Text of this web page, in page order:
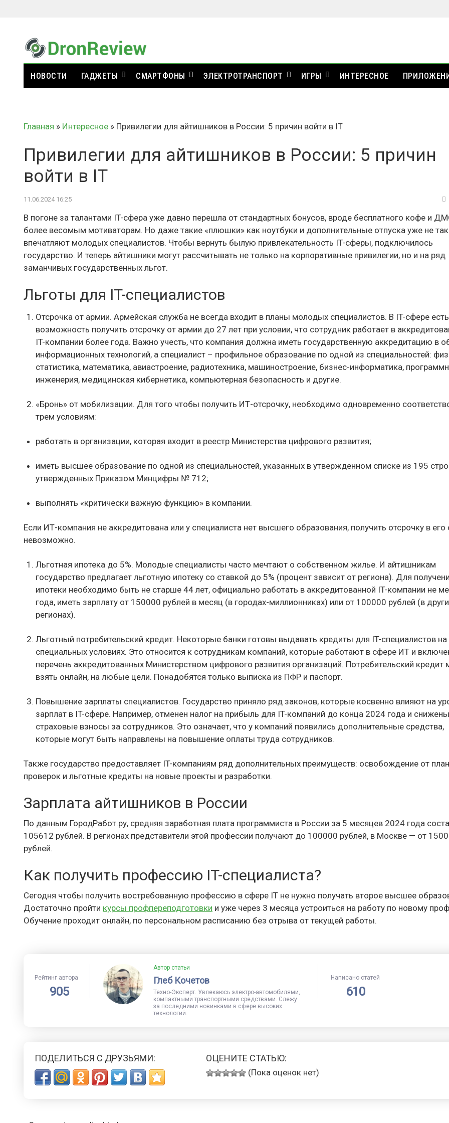
НОВОСТИ ГАДЖЕТЫ СМАРТФОНЫ ЭЛЕКТРОТРАНСПОРТ ИГРЫ ИНТЕРЕСНОЕ
Главная » Интересное » Привилегии для айтишников в России: 5 причин войти в IT
Привилегии для айтишников в России: 5 причин
войти в IT
11.06.2024 16:25
В погоне за талантами IT-сфера уже давно перешла от стандартных бонусов, вроде бесплатного кофе и
более весомым мотиваторам. Но даже такие «плюшки» как ноутбуки и дополнительные отпуска уже не так
впечатляют молодых специалистов. Чтобы вернуть былую привлекательность IT-сферы, подключилось
государство. И теперь айтишники могут рассчитывать не только на корпоративные привилегии, но и на ряд
заманчивых государственных льгот.
Льготы для IT-специалистов
Отсрочка от армии. Армейская служба не всегда входит в планы молодых специалистов. В IT-сфере есть
возможность получить отсрочку от армии до 27 лет при условии, что сотрудник работает в
IT-компании более года. Важно учесть, что компания должна иметь государственную аккредитацию в
информационных технологий, а специалист – профильное образование по одной из специальностей:
статистика, математика, авиастроение, радиотехника, машиностроение, бизнес-информатика,
инженерия, медицинская кибернетика, компьютерная безопасность и другие.
«Бронь» от мобилизации. Для того чтобы получить ИТ-отсрочку, необходимо одновременно
трем условиям:
работать в организации, которая входит в реестр Министерства цифрового развития;
иметь высшее образование по одной из специальностей, указанных в утвержденном списке из 195
утвержденных Приказом Минцифры № 712;
выполнять «критически важную функцию» в компании.
Если ИТ-компания не аккредитована или у специалиста нет высшего образования, получить отсрочку в его
невозможно.
Льготная ипотека до 5%. Молодые специалисты часто мечтают о собственном жилье. И айтишникам
государство предлагает льготную ипотеку со ставкой до 5% (процент зависит от региона). Для
ипотеки необходимо быть не старше 44 лет, официально работать в аккредитованной IT-компании не
года, иметь зарплату от 150000 рублей в месяц (в городах-миллионниках) или от 100000 рублей (в
регионах).
Льготный потребительский кредит. Некоторые банки готовы выдавать кредиты для IT-специалистов на
специальных условиях. Это относится к сотрудникам компаний, которые работают в сфере ИТ и
перечень аккредитованных Министерством цифрового развития организаций. Потребительский кредит
взять онлайн, на любые цели. Понадобятся только выписка из ПФР и паспорт.
Повышение зарплаты специалистов. Государство приняло ряд законов, которые косвенно влияют на
зарплат в IT-сфере. Например, отменен налог на прибыль для IT-компаний до конца 2024 года и снижены
страховые взносы за сотрудников. Это означает, что у компаний появились дополнительные средства,
которые могут быть направлены на повышение оплаты труда сотрудников.
Также государство предоставляет IT-компаниям ряд дополнительных преимуществ: освобождение от
проверок и льготные кредиты на новые проекты и разработки.
Зарплата айтишников в России
По данным ГородРабот.ру, средняя заработная плата программиста в России за 5 месяцев 2024 года
105612 рублей. В регионах представители этой профессии получают до 100000 рублей, в Москве — от
рублей.
Как получить профессию IT-специалиста?
Сегодня чтобы получить востребованную профессию в сфере IT не нужно получать второе высшее
Достаточно пройти курсы профпереподготовки и уже через 3 месяца устроиться на работу по новому
Обучение проходит онлайн, по персональном расписанию без отрыва от текущей работы.
Рейтинг автора
905
Автор статьи
Глеб Кочетов
Техно-Эксперт. Увлекаюсь электро-автомобилями,
компактными транспортными средствами. Слежу
за последними новинками в сфере высоких
технологий.
Написано статей
610
ПОДЕЛИТЬСЯ С ДРУЗЬЯМИ: ОЦЕНИТЕ СТАТЬЮ:
(Пока оценок нет)